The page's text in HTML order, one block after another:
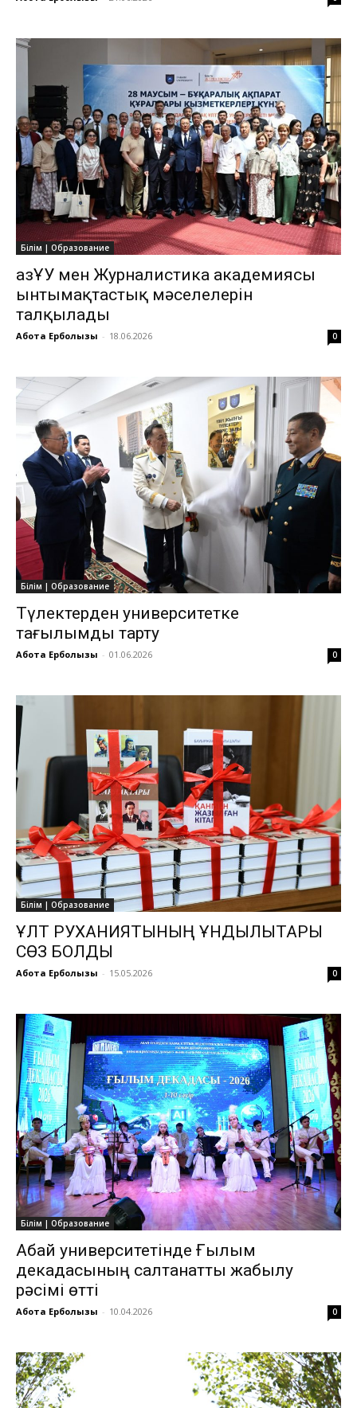
Білім | Образование
ҚазҰУ мен Журналистика академиясы
ынтымақтастық мәселелерін
талқылады
Ақбота Ерболқызы - 18.06.2026 0
Білім | Образование
Түлектерден университетке
тағылымды тарту
Ақбота Ерболқызы - 01.06.2026 0
Білім | Образование
ҰЛТ РУХАНИЯТЫНЫҢ ҚҰНДЫЛЫҚТАРЫ
СӨЗ БОЛДЫ
Ақбота Ерболқызы - 15.05.2026 0
Білім | Образование
Абай университетінде Ғылым
декадасының салтанатты жабылу
рәсімі өтті
Ақбота Ерболқызы - 10.04.2026 0